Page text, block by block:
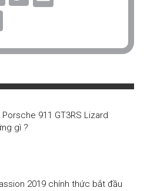
911 GT3RS Lizard
gì ?
2019 chính thức bắt đầu